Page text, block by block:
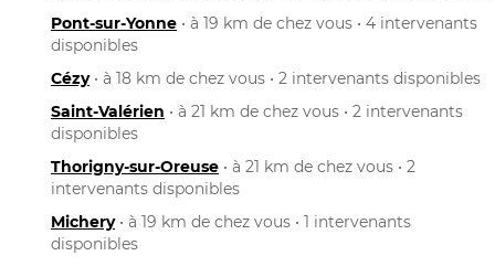
Pont-sur-Yonne • à 19 km de chez vous • 4 intervenants
disponibles
Cézy• à 18 km de chez vous • 2 intervenants disponibles
Saint-Valérien • à 21 km de chez vous • 2 intervenants
disponibles
Thorigny-sur-Oreuse • à 21 km de chez vous • 2
intervenants disponibles
Michery• à 19 km de chez vous • 1 intervenants
disponibles